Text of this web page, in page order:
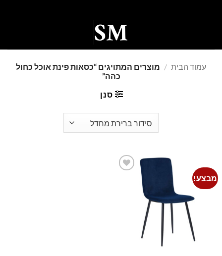
עמוד הבית / מוצרים המתויגים “כסאות פינת אוכל כחול
כהה”
סנן
מבצע!